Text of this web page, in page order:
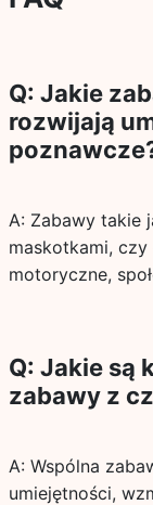
Q: Jakie
rozwijają
A: Zabawy takie
maskotkami,
motoryczne,
Q: Jakie są
zabawy z
A: Wspólna
umiejętności,